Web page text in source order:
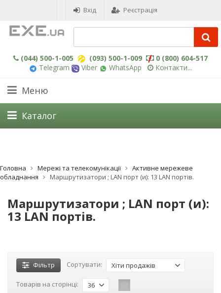
Вхід Реєстрація
(044) 500-1-005 (093) 500-1-009
0 (800) 604-517
Telegram
Viber WhatsApp Контакти...
Меню
Каталог
Головна Мережі та телекомунікації
Активне мережеве
обладнання
Маршрутизатори ; LAN порт (и): 13 LAN портів.
Маршрутизатори ; LAN порт (и):
13 LAN портів.
Фільтр Сортувати: Хіти продажів
Товарів на сторінці: 36